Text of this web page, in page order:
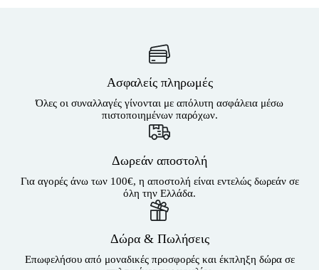
Ασφαλείς πληρωμές
Όλες οι συναλλαγές γίνονται με απόλυτη ασφάλεια μέσω
πιστοποιημένων παρόχων.
Δωρεάν αποστολή
Για αγορές άνω των 100€, η αποστολή είναι εντελώς δωρεάν σε
όλη την Ελλάδα.
Δώρα & Πωλήσεις
Επωφελήσου από μοναδικές προσφορές και έκπληξη δώρα σε